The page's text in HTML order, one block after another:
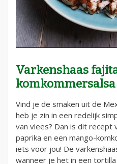
Varkenshaas
komkommersalsa
Vind je de smaken uit de
heb je zin in een redelijk
van vlees? Dan is dit
paprika en een mango-
iets voor jou! De
wanneer je het in een